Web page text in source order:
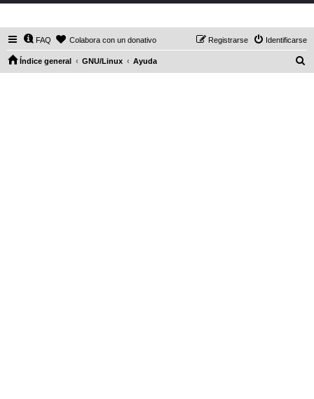
FAQ Colabora con un donativo Identificarse
Registrarse
Índice general GNU/Linux Ayuda